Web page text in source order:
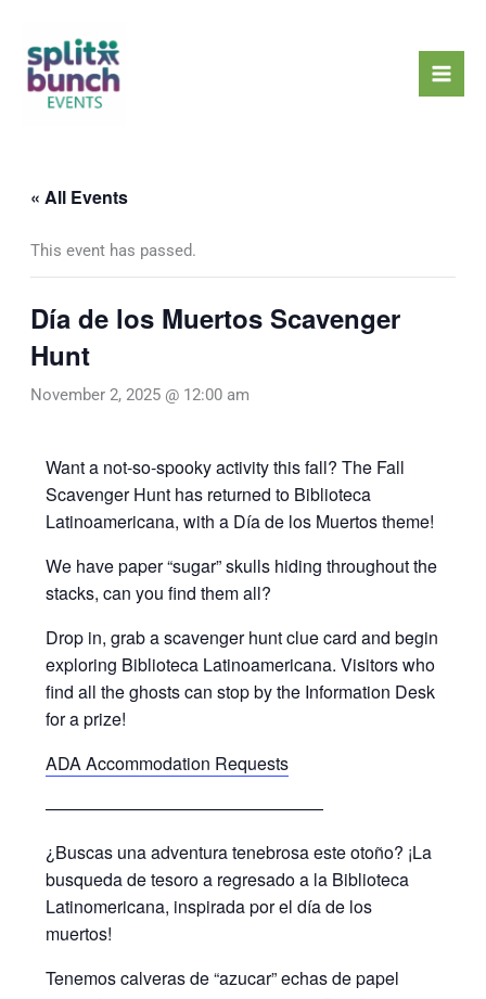
content
« All Events
This event has passed.
Día de los Muertos Scavenger
Hunt
November 2, 2025 @ 12:00 am
Want a not-so-spooky activity this fall? The Fall
Scavenger Hunt has returned to Biblioteca
Latinoamericana, with a Día de los Muertos theme!
We have paper “sugar” skulls hiding throughout the
stacks, can you find them all?
Drop in, grab a scavenger hunt clue card and begin
exploring Biblioteca Latinoamericana. Visitors who
find all the ghosts can stop by the Information Desk
for a prize!
ADA Accommodation Requests
————————————————
¿Buscas una adventura tenebrosa este otoño? ¡La
busqueda de tesoro a regresado a la Biblioteca
Latinomericana, inspirada por el día de los
muertos!
Tenemos calveras de “azucar” echas de papel